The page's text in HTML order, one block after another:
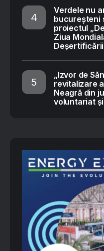
Verdele nu
bucureșteni
proiectul
Ziua
„Izvor de
revitalizare
Neagră din
voluntariat